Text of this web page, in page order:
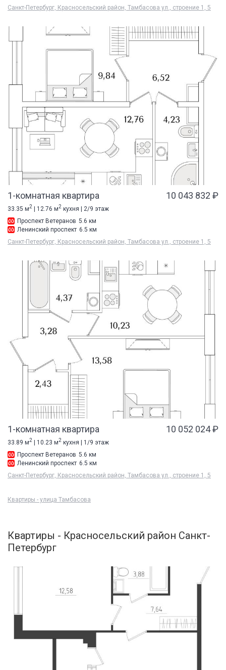
Санкт-Петербург, Красносельский район, Тамбасова ул., строение 1, 5
1-комнатная квартира 10 043 832 ₽
33.35 м2 | 12.76 м2 кухня | 2/9 этаж
Проспект Ветеранов 5.6 км
Ленинский проспект 6.5 км
Санкт-Петербург, Красносельский район, Тамбасова ул., строение 1, 5
1-комнатная квартира 10 052 024 ₽
33.89 м2 | 10.23 м2 кухня | 1/9 этаж
Проспект Ветеранов 5.6 км
Ленинский проспект 6.5 км
Санкт-Петербург, Красносельский район, Тамбасова ул., строение 1, 5
Квартиры - улица Тамбасова
Квартиры - Красносельский район Санкт-
Петербург